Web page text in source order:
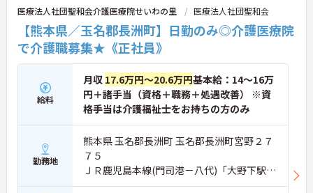
医療法人社団聖和会介護医療院せいわの里 医療法人社団聖和会
【熊本県／玉名郡長洲町】日勤のみ◎介護医療院
で介護職募集★《正社員》
給料
月収 17.6万円～20.6万円基本給：14～16万
円＋諸手当（資格＋職務＋処遇改善） ※資
格手当は介護福祉士をお持ちの方のみ
勤務地
熊本県 玉名郡長洲町 玉名郡長洲町宮野２７
７５
ＪＲ鹿児島本線(門司港－八代)「大野下駅」
バス・車9分